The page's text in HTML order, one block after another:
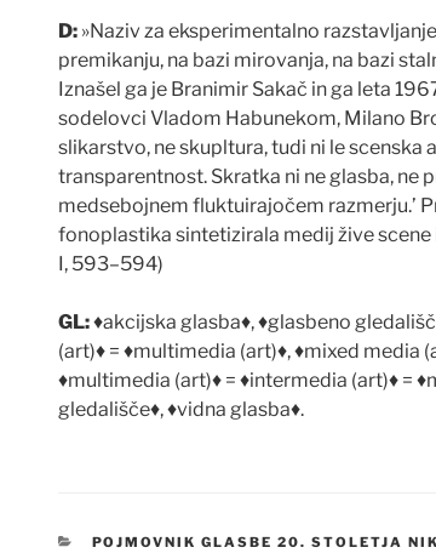
D: »Naziv za eksperimentalno
premikanju, na bazi mirovanja, na bazi
Iznašel ga je Branimir Sakač in ga leta
sodelovci Vladom Habunekom, Milano
slikarstvo, ne skupltura, tudi ni le scenska
transparentnost. Skratka ni ne glasba, ne
medsebojnem fluktuirajočem razmerju.’
fonoplastika sintetizirala medij žive scene
I, 593–594)
GL:♦akcijska glasba♦,♦glasbeno gledališč
(art)♦ = ♦multimedia (art)♦,♦mixed media
♦multimedia (art)♦ = ♦intermedia (art)♦ = ♦
gledališče♦,♦vidna glasba♦.
KATEGORIJE
POJMOVNIK GLASBE 20. STOLETJA